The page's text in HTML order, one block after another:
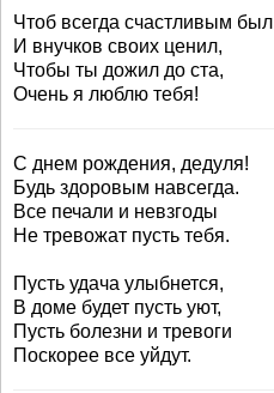
Чтоб всегда счастливым был
И внучков своих ценил,
Чтобы ты дожил до ста,
Очень я люблю тебя!
С днем рождения, дедуля!
Будь здоровым навсегда.
Все печали и невзгоды
Не тревожат пусть тебя.
Пусть удача улыбнется,
В доме будет пусть уют,
Пусть болезни и тревоги
Поскорее все уйдут.